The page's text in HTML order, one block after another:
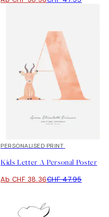
20%*
PERSONALISED PRINT
Kids Letter A Personal Poster
Ab CHF 38.36CHF 47.95